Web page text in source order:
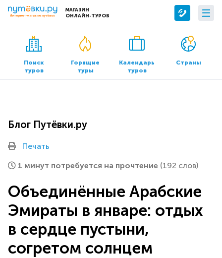
МАГАЗИН
ОНЛАЙН-ТУРОВ
Сервисы
Бронирование отелей
Трансфер
О компании
О нас
Контакты
Офисы продаж
Поиск
туров
Горящие
туры
Календарь
туров
Страны
Блог Путёвки.ру
Печать
1 минут потребуется на прочтение (192 слов)
Объединённые Арабские
Эмираты в январе: отдых
в сердце пустыни,
согретом солнцем